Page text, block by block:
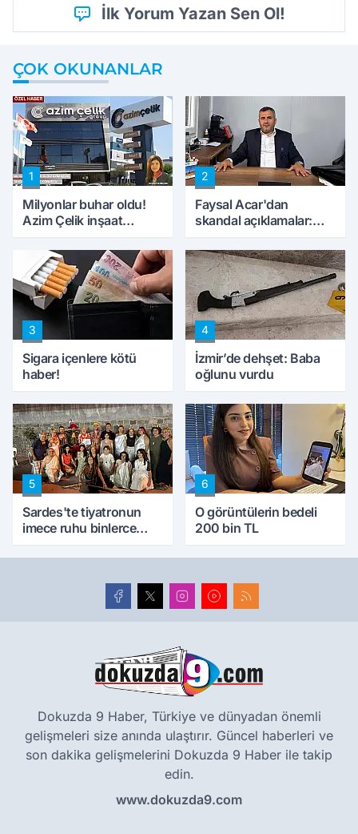
İlk Yorum Yazan Sen Ol!
ÇOK OKUNANLAR
1
Milyonlar buhar oldu!
Azim Çelik inşaat
konuştu
2
Faysal Acar'dan
skandal açıklamalar:
peynircilerimizi de
kıskaca aldı, müdahale
ettik'
3
Sigara içenlere kötü
haber!
4
İzmir’de dehşet: Baba
oğlunu vurdu
5
Sardes'te tiyatronun
imece ruhu binlerce
6
O görüntülerin bedeli
200 bin TL
Dokuzda 9 Haber, Türkiye ve dünyadan önemli
gelişmeleri size anında ulaştırır. Güncel haberleri ve
son dakika gelişmelerini Dokuzda 9 Haber ile takip
edin.
www.dokuzda9.com